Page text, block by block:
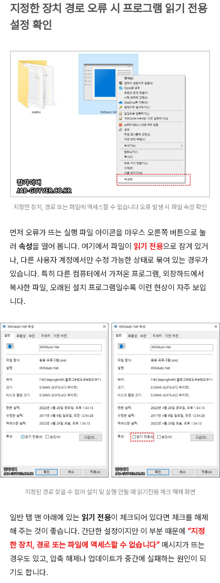
지정한 장치 경로 오류 시 프로그램 읽기 전용
설정 확인
지정한 장치, 경로 또는 파일에 액세스할 수 없습니다 오류 발생 시 파일 속성 확인
먼저 오류가 뜨는 실행 파일 아이콘을 마우스 오른쪽 버튼으로 눌
러 속성을 열어 봅니다. 여기에서 파일이 읽기 전용으로 잠겨 있거
나, 다른 사용자 계정에서만 수정 가능한 상태로 묶여 있는 경우가
있습니다. 특히 다른 컴퓨터에서 가져온 프로그램, 외장하드에서
복사한 파일, 오래된 설치 프로그램일수록 이런 현상이 자주 보입
니다.
지정된 경로 찾을 수 없어 설치 및 실행 안될 때 읽기전용 체크 해제 화면
일반 탭 맨 아래에 있는 읽기 전용이 체크되어 있다면 체크를 해제
해 주는 것이 좋습니다. 간단한 설정이지만 이 부분 때문에 “지정
한 장치, 경로 또는 파일에 액세스할 수 없습니다” 메시지가 뜨는
경우도 있고, 압축 해제나 업데이트가 중간에 실패하는 원인이 되
기도 합니다.